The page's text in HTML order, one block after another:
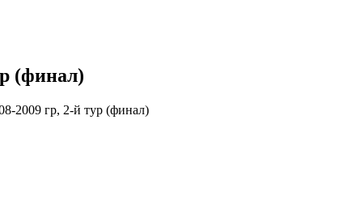
(финал)
2009 гр, 2-й тур (финал)